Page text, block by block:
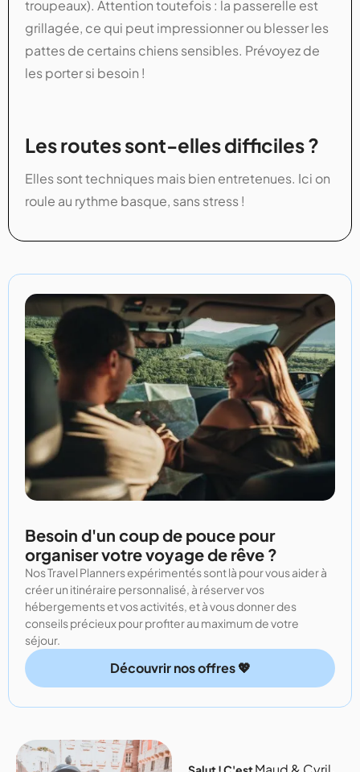
troupeaux). Attention toutefois : la passerelle est
grillagée, ce qui peut impressionner ou blesser les
pattes de certains chiens sensibles. Prévoyez de
les porter si besoin !
Les routes sont-elles difficiles ?
Elles sont techniques mais bien entretenues. Ici on
roule au rythme basque, sans stress !
Besoin d'un coup de pouce pour
organiser votre voyage de rêve ?
Nos Travel Planners expérimentés sont là pour vous aider à
créer un itinéraire personnalisé, à réserver vos
hébergements et vos activités, et à vous donner des
conseils précieux pour profiter au maximum de votre
séjour.
Découvrir nos offres 💖